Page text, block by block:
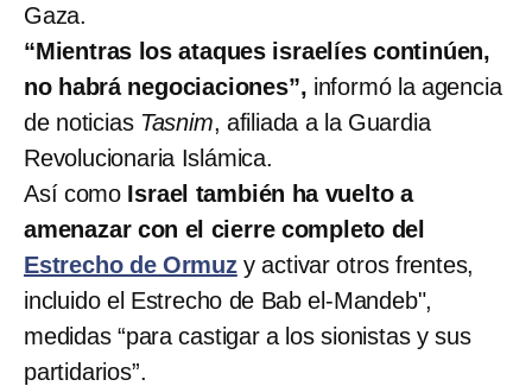
Gaza.
“Mientras los ataques israelíes continúen,
no habrá negociaciones”, informó la agencia
de noticias Tasnim, afiliada a la Guardia
Revolucionaria Islámica.
Así como Israel también ha vuelto a
amenazar con el cierre completo del
Estrecho de Ormuz y activar otros frentes,
incluido el Estrecho de Bab el-Mandeb",
medidas “para castigar a los sionistas y sus
partidarios”.